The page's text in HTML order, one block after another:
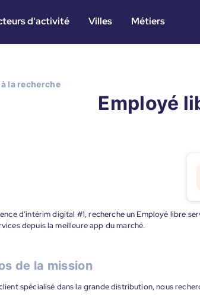
d'activité Villes Métiers
la recherche
Employé
d’intérim digital #1, recherche un Employé libre
depuis la meilleure app du marché.
de la mission
spécialisé dans la grande distribution, nous